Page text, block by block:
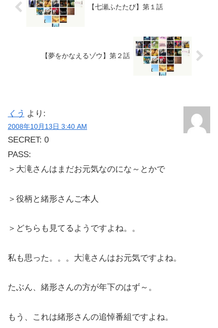
【七瀬ふたたび】第１話
【夢をかなえるゾウ】第２話
くう より:
2008年10月13日 3:40 AM
SECRET: 0
PASS:
＞大滝さんはまだお元気なのにな～とかで
＞役柄と緒形さんご本人
＞どちらも見てるようですよね。。
私も思った。。。大滝さんはお元気ですよね。
たぶん、緒形さんの方が年下のはず～。
もう、これは緒形さんの追悼番組ですよね。